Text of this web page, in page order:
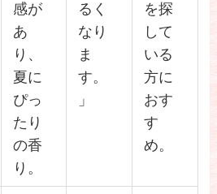
感が
あ
り、
夏に
ぴっ
たり
の香
り。
るく
なり
ま
す。
」
を探
して
いる
方に
おす
す
め。